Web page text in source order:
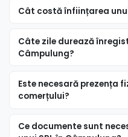
Cât costă înființarea
Câte zile durează
Câmpulung?
Este necesară prezența
comerțului?
Ce documente sunt